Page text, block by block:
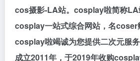
cos摄影-LA站。cosplay啦简称LA
cosplay一站式综合网站，名coser
cosplay啦竭诚为您提供二次元服
成立2011年，于2019年收购